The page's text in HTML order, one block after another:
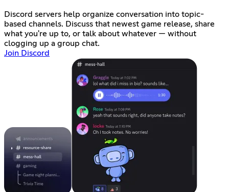
Discord servers help organize conversation into topic-
based channels. Discuss that newest game release, share
what you're up to, or talk about whatever — without
clogging up a group chat.
Join Discord